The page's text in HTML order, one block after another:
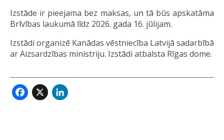
Izstāde ir pieejama bez maksas, un tā būs apskatāma
Brīvības laukumā līdz 2026. gada 16. jūlijam.
Izstādi organizē Kanādas vēstniecība Latvijā sadarbībā
ar Aizsardzības ministriju. Izstādi atbalsta Rīgas dome.
Facebook
X